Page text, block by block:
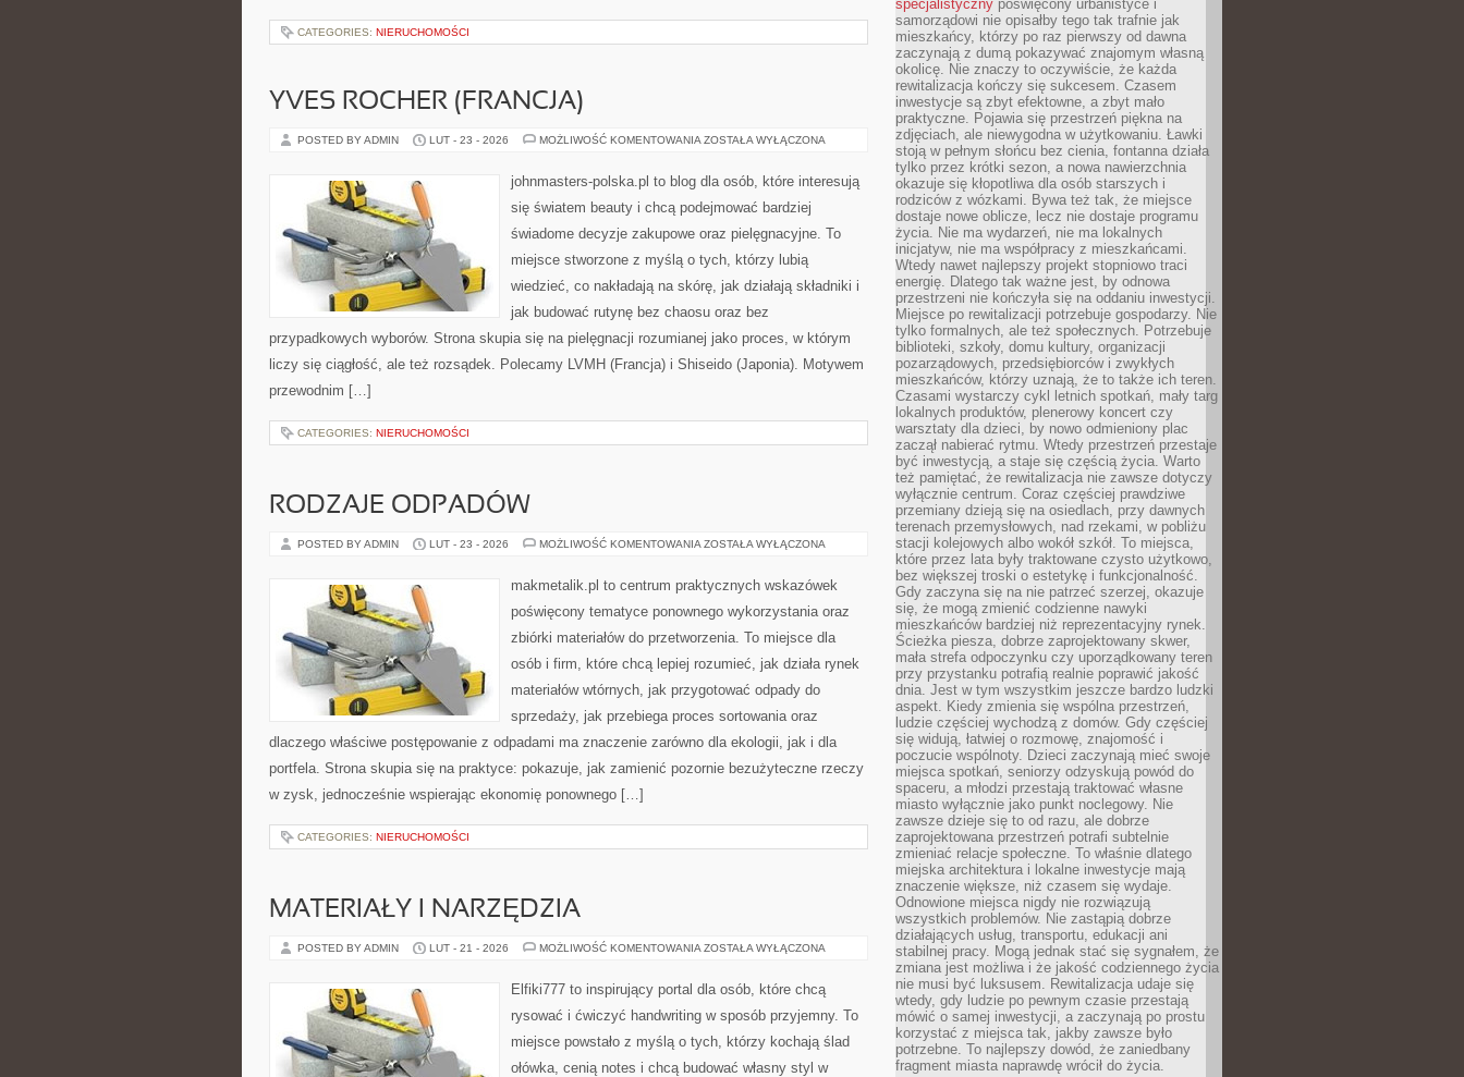
CATEGORIES: NIERUCHOMOŚCI
YVES ROCHER (FRANCJA)
POSTED BY ADMIN LUT - 23 - 2026 MOŻLIWOŚĆ KOMENTOWANIA YVES
ZOSTAŁA WYŁĄCZONA
johnmasters-polska.pl to blog dla osób, które interesują
się światem beauty i chcą podejmować bardziej
świadome decyzje zakupowe oraz pielęgnacyjne. To
miejsce stworzone z myślą o tych, którzy lubią
wiedzieć, co nakładają na skórę, jak działają składniki i
jak budować rutynę bez chaosu oraz bez
przypadkowych wyborów. Strona skupia się na pielęgnacji rozumianej jako proces, w którym
liczy się ciągłość, ale też rozsądek. Polecamy LVMH (Francja) i Shiseido (Japonia). Motywem
przewodnim […]
CATEGORIES: NIERUCHOMOŚCI
RODZAJE ODPADÓW
POSTED BY ADMIN LUT - 23 - 2026 MOŻLIWOŚĆ KOMENTOWANIA RODZAJE
ZOSTAŁA WYŁĄCZONA
makmetalik.pl to centrum praktycznych wskazówek
poświęcony tematyce ponownego wykorzystania oraz
zbiórki materiałów do przetworzenia. To miejsce dla
osób i firm, które chcą lepiej rozumieć, jak działa rynek
materiałów wtórnych, jak przygotować odpady do
sprzedaży, jak przebiega proces sortowania oraz
dlaczego właściwe postępowanie z odpadami ma znaczenie zarówno dla ekologii, jak i dla
portfela. Strona skupia się na praktyce: pokazuje, jak zamienić pozornie bezużyteczne rzeczy
w zysk, jednocześnie wspierając ekonomię ponownego […]
CATEGORIES: NIERUCHOMOŚCI
MATERIAŁY I NARZĘDZIA
POSTED BY ADMIN LUT - 21 - 2026 MOŻLIWOŚĆ KOMENTOWANIA MATERIAŁY
ZOSTAŁA WYŁĄCZONA
Elfiki777 to inspirujący portal dla osób, które chcą
rysować i ćwiczyć handwriting w sposób przyjemny. To
miejsce powstało z myślą o tych, którzy kochają ślad
ołówka, cenią notes i chcą budować własny styl w
specjalistyczny poświęcony urbanistyce i
samorządowi nie opisałby tego tak trafnie jak
mieszkańcy, którzy po raz pierwszy od dawna
zaczynają z dumą pokazywać znajomym własną
okolicę. Nie znaczy to oczywiście, że każda
rewitalizacja kończy się sukcesem. Czasem
inwestycje są zbyt efektowne, a zbyt mało
praktyczne. Pojawia się przestrzeń piękna na
zdjęciach, ale niewygodna w użytkowaniu. Ławki
stoją w pełnym słońcu bez cienia, fontanna działa
tylko przez krótki sezon, a nowa nawierzchnia
okazuje się kłopotliwa dla osób starszych i
rodziców z wózkami. Bywa też tak, że miejsce
dostaje nowe oblicze, lecz nie dostaje programu
życia. Nie ma wydarzeń, nie ma lokalnych
inicjatyw, nie ma współpracy z mieszkańcami.
Wtedy nawet najlepszy projekt stopniowo traci
energię. Dlatego tak ważne jest, by odnowa
przestrzeni nie kończyła się na oddaniu inwestycji.
Miejsce po rewitalizacji potrzebuje gospodarzy. Nie
tylko formalnych, ale też społecznych. Potrzebuje
biblioteki, szkoły, domu kultury, organizacji
pozarządowych, przedsiębiorców i zwykłych
mieszkańców, którzy uznają, że to także ich teren.
Czasami wystarczy cykl letnich spotkań, mały targ
lokalnych produktów, plenerowy koncert czy
warsztaty dla dzieci, by nowo odmieniony plac
zaczął nabierać rytmu. Wtedy przestrzeń przestaje
być inwestycją, a staje się częścią życia. Warto
też pamiętać, że rewitalizacja nie zawsze dotyczy
wyłącznie centrum. Coraz częściej prawdziwe
przemiany dzieją się na osiedlach, przy dawnych
terenach przemysłowych, nad rzekami, w pobliżu
stacji kolejowych albo wokół szkół. To miejsca,
które przez lata były traktowane czysto użytkowo,
bez większej troski o estetykę i funkcjonalność.
Gdy zaczyna się na nie patrzeć szerzej, okazuje
się, że mogą zmienić codzienne nawyki
mieszkańców bardziej niż reprezentacyjny rynek.
Ścieżka piesza, dobrze zaprojektowany skwer,
mała strefa odpoczynku czy uporządkowany teren
przy przystanku potrafią realnie poprawić jakość
dnia. Jest w tym wszystkim jeszcze bardzo ludzki
aspekt. Kiedy zmienia się wspólna przestrzeń,
ludzie częściej wychodzą z domów. Gdy częściej
się widują, łatwiej o rozmowę, znajomość i
poczucie wspólnoty. Dzieci zaczynają mieć swoje
miejsca spotkań, seniorzy odzyskują powód do
spaceru, a młodzi przestają traktować własne
miasto wyłącznie jako punkt noclegowy. Nie
zawsze dzieje się to od razu, ale dobrze
zaprojektowana przestrzeń potrafi subtelnie
zmieniać relacje społeczne. To właśnie dlatego
miejska architektura i lokalne inwestycje mają
znaczenie większe, niż czasem się wydaje.
Odnowione miejsca nigdy nie rozwiązują
wszystkich problemów. Nie zastąpią dobrze
działających usług, transportu, edukacji ani
stabilnej pracy. Mogą jednak stać się sygnałem, że
zmiana jest możliwa i że jakość codziennego życia
nie musi być luksusem. Rewitalizacja udaje się
wtedy, gdy ludzie po pewnym czasie przestają
mówić o samej inwestycji, a zaczynają po prostu
korzystać z miejsca tak, jakby zawsze było
potrzebne. To najlepszy dowód, że zaniedbany
fragment miasta naprawdę wrócił do życia.